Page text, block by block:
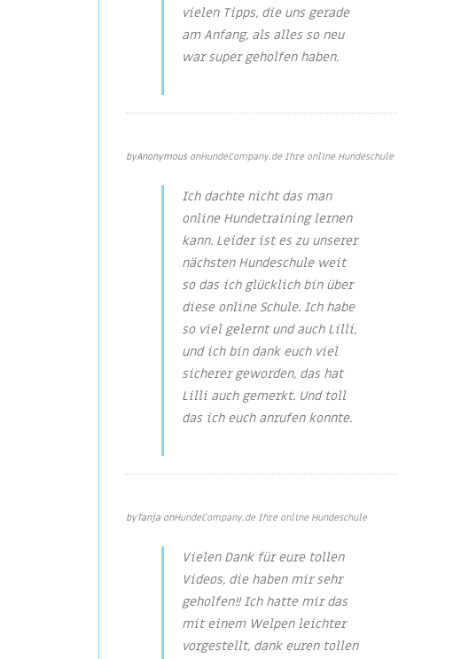
vielen Tipps, die uns gerade
am Anfang, als alles so neu
war super geholfen haben.
byAnonymousonHundeCompany.de Ihre online Hundeschule
Ich dachte nicht das man
online Hundetraining lernen
kann. Leider ist es zu unserer
nächsten Hundeschule weit
so das ich glücklich bin über
diese online Schule. Ich habe
so viel gelernt und auch Lilli,
und ich bin dank euch viel
sicherer geworden, das hat
Lilli auch gemerkt. Und toll
das ich euch anrufen konnte.
byTanja onHundeCompany.de Ihre online Hundeschule
Vielen Dank für eure tollen
Videos, die haben mir sehr
geholfen!! Ich hatte mir das
mit einem Welpen leichter
vorgestellt, dank euren tollen